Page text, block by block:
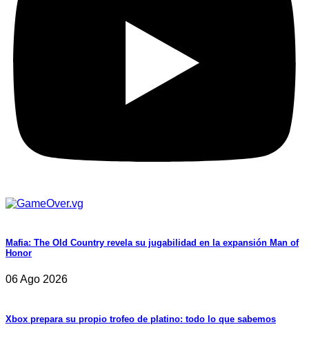
Mafia: The Old Country revela su jugabilidad en la expansión Man of
Honor
06 Ago 2026
Xbox prepara su propio trofeo de platino: todo lo que sabemos